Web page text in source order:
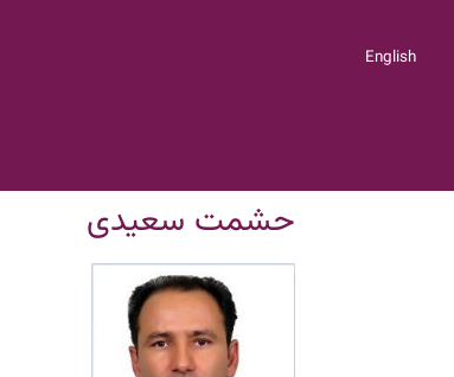
English
حشمت سعیدی